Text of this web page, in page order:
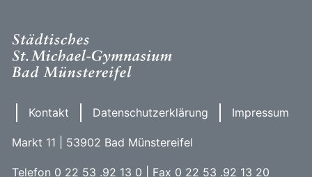
Kontakt Datenschutzerklärung Impressum
Markt 11 | 53902 Bad Münstereifel
Telefon 0 22 53 .92 13 0 | Fax 0 22 53 .92 13 20